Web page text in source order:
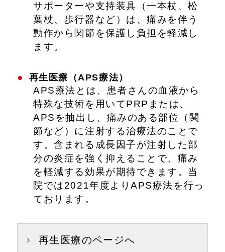
サポーターや支持装具（一本杖、松
葉杖、歩行器など）は、痛みを伴う
動作から関節を保護し負担を軽減し
ます。
再生医療（APS療法）
APS療法とは、患者さんの血液から
特殊な技術を用いてPRPまたは、
APSを抽出し、痛みのある部位（関
節など）に注射する治療法のことで
す。含まれる成長因子が注射した部
分の炎症を強く抑えることで、痛み
を軽減する効果が期待できます。当
院では2021年度よりAPS療法を行っ
ております。
再生医療のページへ